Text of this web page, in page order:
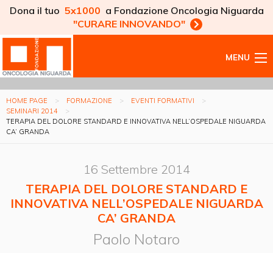
Dona il tuo 5x1000 a Fondazione Oncologia Niguarda
"CURARE INNOVANDO"
MENU
HOME PAGE FORMAZIONE
EVENTI FORMATIVI
SEMINARI 2014
TERAPIA DEL DOLORE STANDARD E INNOVATIVA NELL’OSPEDALE NIGUARDA
CA’ GRANDA
16 Settembre 2014
TERAPIA DEL DOLORE STANDARD E
INNOVATIVA NELL’OSPEDALE NIGUARDA
CA’ GRANDA
Paolo Notaro